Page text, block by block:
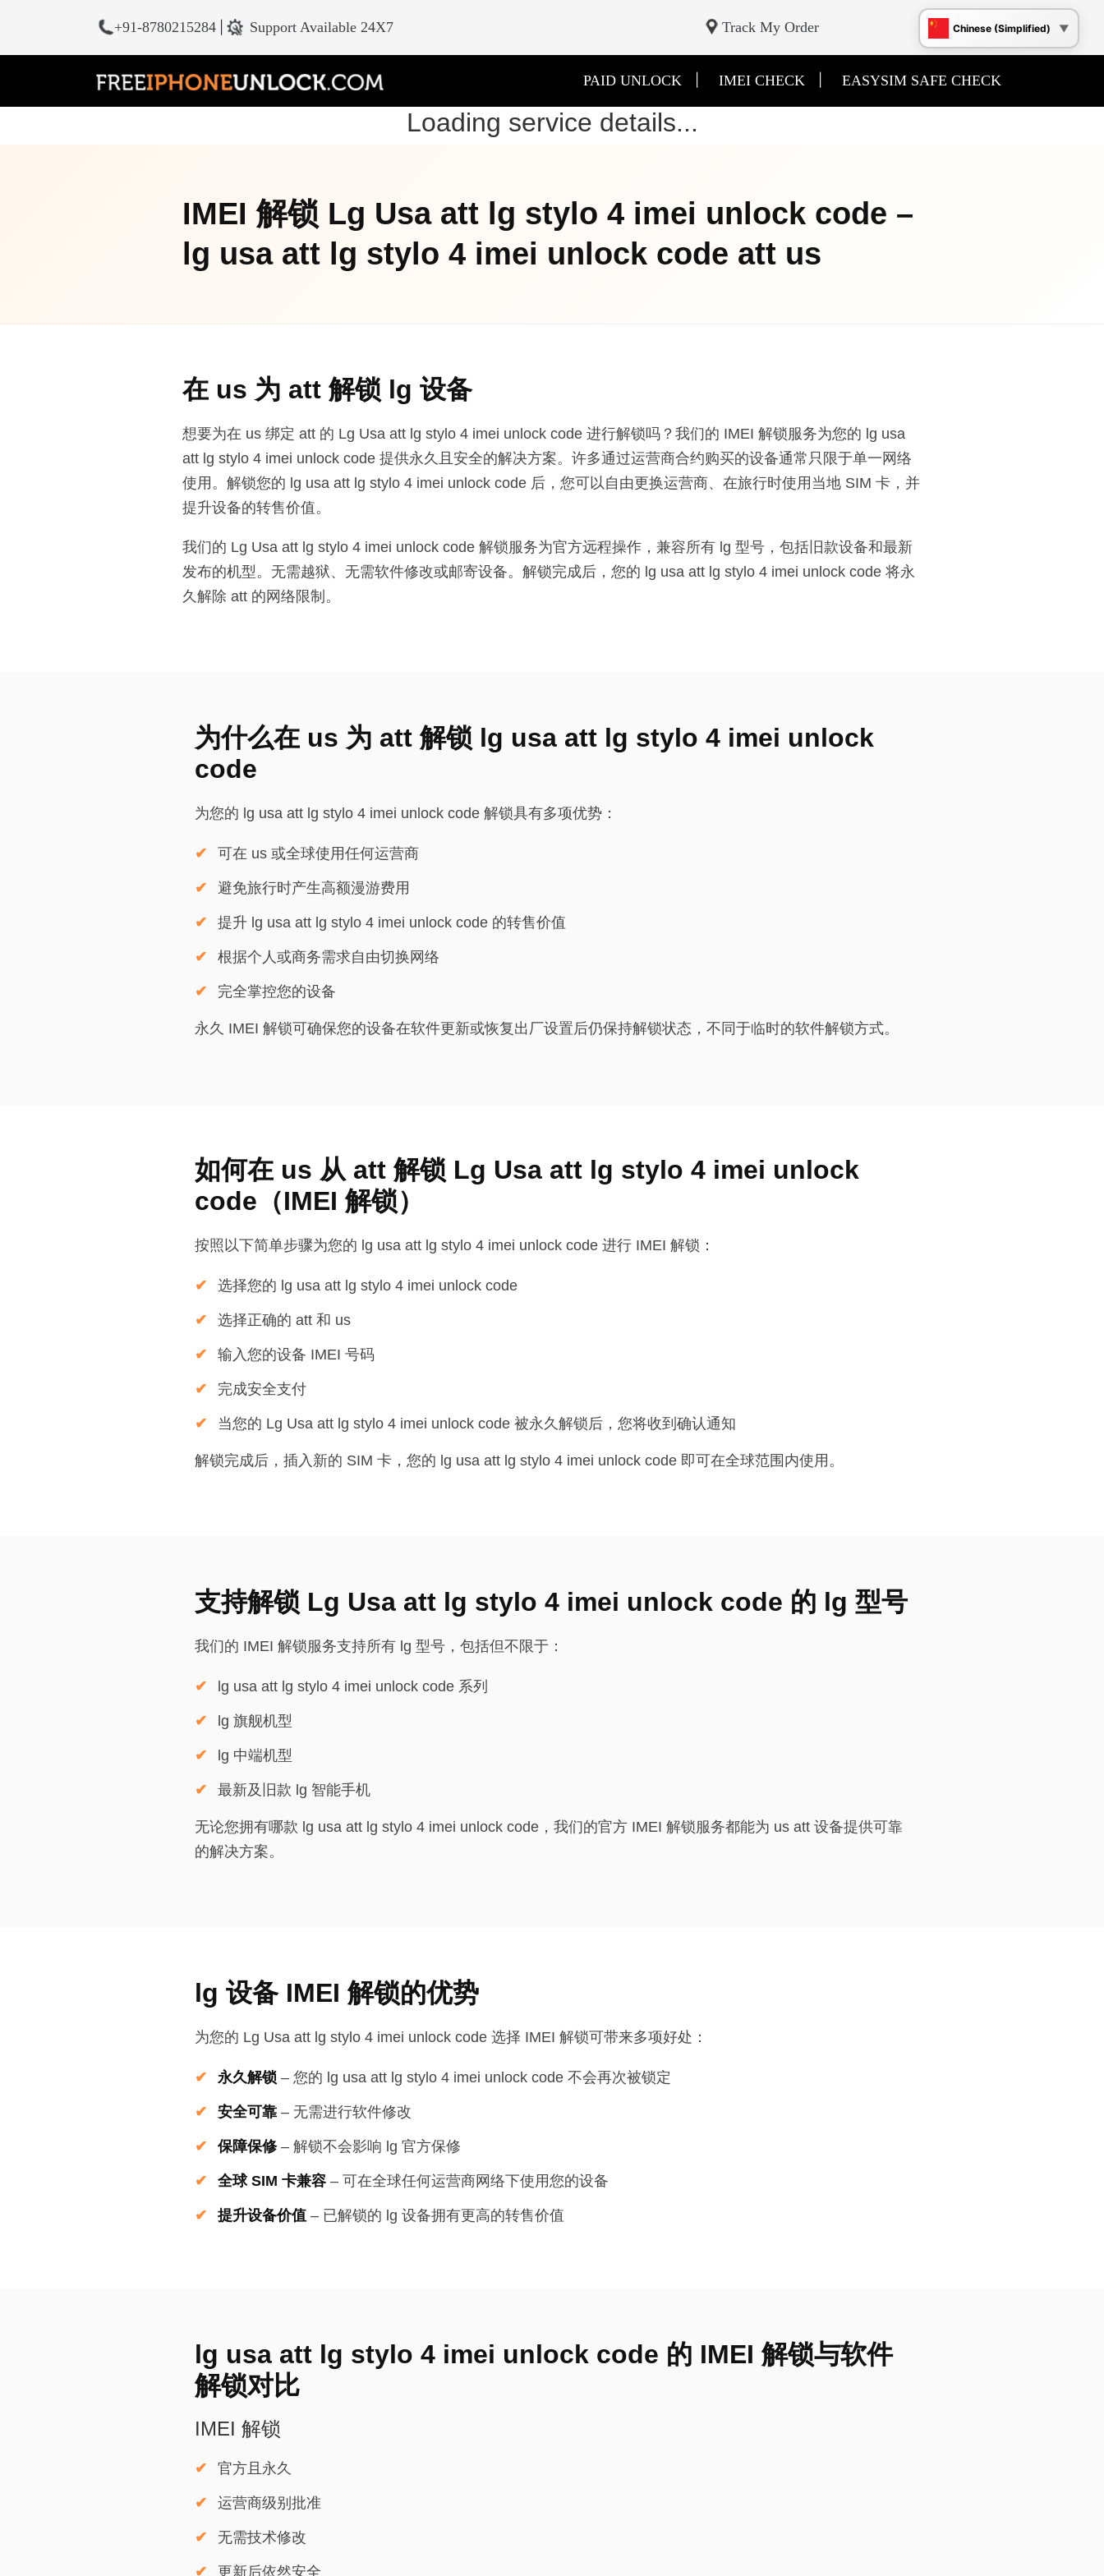
+91-8780215284 Support Available 24X7 Track My Order Chinese (Simplified)
PAID UNLOCK IMEI CHECK EASYSIM SAFE CHECK
Loading service details...
IMEI 解锁 Lg Usa att lg stylo 4 imei unlock code –
lg usa att lg stylo 4 imei unlock code att us
在 us 为 att 解锁 lg 设备
想要为在 us 绑定 att 的 Lg Usa att lg stylo 4 imei unlock code 进行解锁吗？我们的 IMEI 解锁服务为您的 lg usa
att lg stylo 4 imei unlock code 提供永久且安全的解决方案。许多通过运营商合约购买的设备通常只限于单一网络
使用。解锁您的 lg usa att lg stylo 4 imei unlock code 后，您可以自由更换运营商、在旅行时使用当地 SIM 卡，并
提升设备的转售价值。
我们的 Lg Usa att lg stylo 4 imei unlock code 解锁服务为官方远程操作，兼容所有 lg 型号，包括旧款设备和最新
发布的机型。无需越狱、无需软件修改或邮寄设备。解锁完成后，您的 lg usa att lg stylo 4 imei unlock code 将永
久解除 att 的网络限制。
为什么在 us 为 att 解锁 lg usa att lg stylo 4 imei unlock
code
为您的 lg usa att lg stylo 4 imei unlock code 解锁具有多项优势：
可在 us 或全球使用任何运营商
避免旅行时产生高额漫游费用
提升 lg usa att lg stylo 4 imei unlock code 的转售价值
根据个人或商务需求自由切换网络
完全掌控您的设备
永久 IMEI 解锁可确保您的设备在软件更新或恢复出厂设置后仍保持解锁状态，不同于临时的软件解锁方式。
如何在 us 从 att 解锁 Lg Usa att lg stylo 4 imei unlock
code（IMEI 解锁）
按照以下简单步骤为您的 lg usa att lg stylo 4 imei unlock code 进行 IMEI 解锁：
选择您的 lg usa att lg stylo 4 imei unlock code
选择正确的 att 和 us
输入您的设备 IMEI 号码
完成安全支付
当您的 Lg Usa att lg stylo 4 imei unlock code 被永久解锁后，您将收到确认通知
解锁完成后，插入新的 SIM 卡，您的 lg usa att lg stylo 4 imei unlock code 即可在全球范围内使用。
支持解锁 Lg Usa att lg stylo 4 imei unlock code 的 lg 型号
我们的 IMEI 解锁服务支持所有 lg 型号，包括但不限于：
lg usa att lg stylo 4 imei unlock code 系列
lg 旗舰机型
lg 中端机型
最新及旧款 lg 智能手机
无论您拥有哪款 lg usa att lg stylo 4 imei unlock code，我们的官方 IMEI 解锁服务都能为 us att 设备提供可靠
的解决方案。
lg 设备 IMEI 解锁的优势
为您的 Lg Usa att lg stylo 4 imei unlock code 选择 IMEI 解锁可带来多项好处：
永久解锁 – 您的 lg usa att lg stylo 4 imei unlock code 不会再次被锁定
安全可靠 – 无需进行软件修改
保障保修– 解锁不会影响 lg 官方保修
全球 SIM 卡兼容 – 可在全球任何运营商网络下使用您的设备
提升设备价值 – 已解锁的 lg 设备拥有更高的转售价值
lg usa att lg stylo 4 imei unlock code 的 IMEI 解锁与软件
解锁对比
IMEI 解锁
官方且永久
运营商级别批准
无需技术修改
更新后依然安全